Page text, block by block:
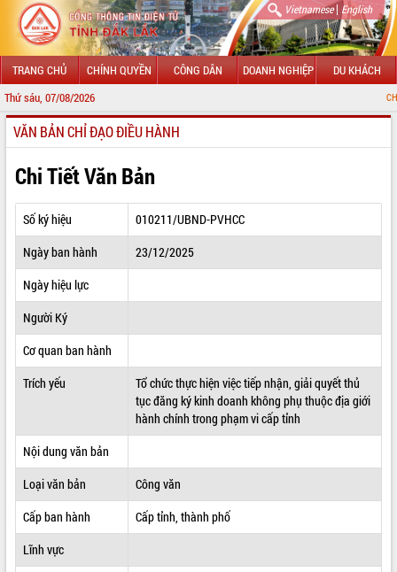
Vietnamese| English
TRANG CHỦ CHÍNH QUYỀN CÔNG DÂN DOANH NGHIỆP DU KHÁCH
Thứ sáu, 07/08/2026 CHÀO MỪNG
GIỚI THIỆU
LÃNH ĐẠO UBND TỈNH
TIN TỨC SỰ KIỆN
SỞ, BAN, NGÀNH
THÔNG TIN CHỈ ĐẠO ĐIỀU HÀNH
HỆ THỐNG VĂN BẢN
VĂN BẢN HĐND TỈNH
QUY HOẠCH - KẾ HOẠCH
VĂN BẢN CHỈ ĐẠO ĐIỀU HÀNH
Chi Tiết Văn Bản
Số ký hiệu
010211/UBND-PVHCC
Ngày ban hành
23/12/2025
Ngày hiệu lực
Người Ký
Cơ quan ban hành
Trích yếu
Tổ chức thực hiện việc tiếp nhận, giải quyết thủ
tục đăng ký kinh doanh không phụ thuộc địa giới
hành chính trong phạm vi cấp tỉnh
Nội dung văn bản
Loại văn bản
Công văn
Cấp ban hành
Cấp tỉnh, thành phố
Lĩnh vực